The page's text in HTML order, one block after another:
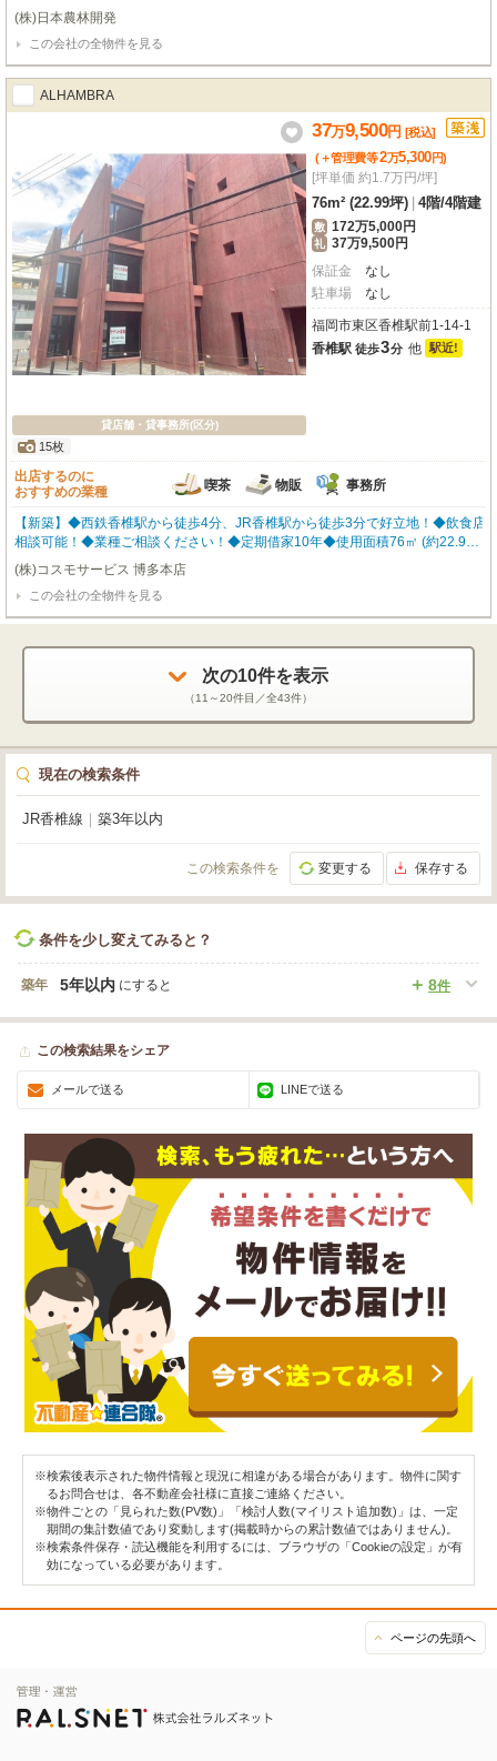
物件は、周辺に香椎名店街やマツモトキヨシ、セピアテラス西鉄香椎などの商
業施設、飲食店、コンビニ、銀行が充実。人通りが多く、高い集客力が期待で
きるビジネス拠点です。専有面積89.66㎡の広々とした空間はスケルトン渡し
のため、お客様の自由な内装デザインが可能です。エレベーター完備で7階へ
のアクセスも快適。初期費用を抑えられる敷金ゼロも魅力。香椎駅前の活気あ
るエリアで、新たなビジネスを始めてみませんか？ぜひお気軽にお問い合わせ
(株)日本農林開発
この会社の全物件を見る
ALHAMBRA
貸店舗・貸事務所(区分)
15枚
37万9,500円 [税込]
(＋管理費等2万5,300円)
[坪単価 約1.7万円/坪]
76m² (22.99坪) 4階/4階建
敷 172万5,000円
礼 37万9,500円
保証金
なし
駐車場
なし
福岡市東区香椎駅前1-14-1
香椎駅 徒歩3分 他 駅近!
出店するのに
おすすめの業種
喫茶 物販 事務所
【新築】◆西鉄香椎駅から徒歩4分、JR香椎駅から徒歩3分で好立地！◆飲食店
相談可能！◆業種ご相談ください！◆定期借家10年◆使用面積76㎡ (約22.99坪)
※間取り・写真は現況優先となります。 福岡の物件全てご紹介出来ます！！何
でもご相談下さい♪ 内覧をご希望の方はお気軽にお申し付けください！
(株)コスモサービス 博多本店
この会社の全物件を見る
次の10件を表示
（11～20件目／全43件）
現在の検索条件
JR香椎線 築3年以内
この検索条件を 変更する 保存する
条件を少し変えてみると？
築年 8件
5年以内 にすると
この検索結果をシェア
メールで送る LINEで送る
※検索後表示された物件情報と現況に相違がある場合があります。物件に関す
るお問合せは、各不動産会社様に直接ご連絡ください。
※物件ごとの「見られた数(PV数)」「検討人数(マイリスト追加数)」は、一定
期間の集計数値であり変動します(掲載時からの累計数値ではありません)。
※検索条件保存・読込機能を利用するには、ブラウザの「Cookieの設定」が有
効になっている必要があります。
ページの先頭へ